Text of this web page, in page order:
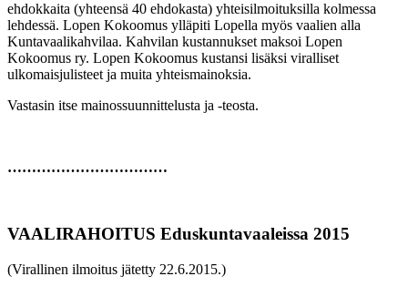
ehdokkaita (yhteensä 40 ehdokasta) yhteisilmoituksilla kolmessa
lehdessä. Lopen Kokoomus ylläpiti Lopella myös vaalien alla
Kuntavaalikahvilaa. Kahvilan kustannukset maksoi Lopen
Kokoomus ry. Lopen Kokoomus kustansi lisäksi viralliset
ulkomaisjulisteet ja muita yhteismainoksia.
Vastasin itse mainossuunnittelusta ja -teosta.
……………………………
VAALIRAHOITUS Eduskuntavaaleissa 2015
(Virallinen ilmoitus jätetty 22.6.2015.)